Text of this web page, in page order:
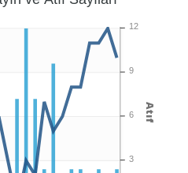
12
9
6
3
Atıf